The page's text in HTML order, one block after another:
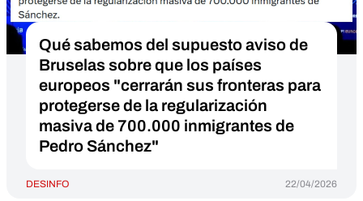
Qué sabemos del supuesto aviso de
Bruselas sobre que los países
europeos "cerrarán sus fronteras para
protegerse de la regularización
masiva de 700.000 inmigrantes de
Pedro Sánchez"
DESINFO 22/04/2026